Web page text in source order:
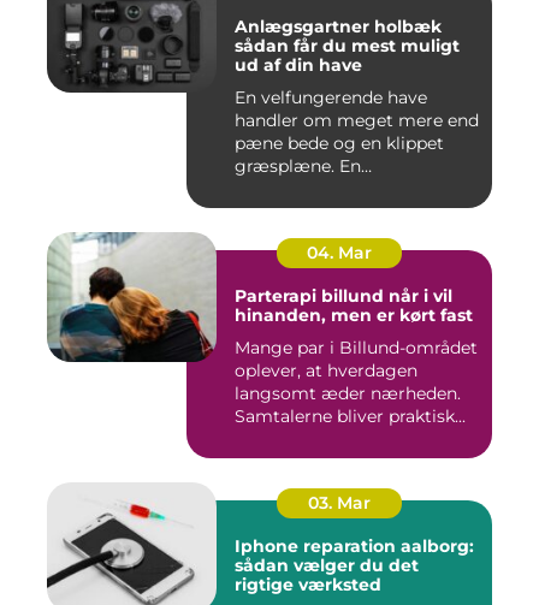
Anlægsgartner holbæk
sådan får du mest muligt
ud af din have
En velfungerende have
handler om meget mere end
pæne bede og en klippet
græsplæne. En
04. Mar
Parterapi billund når i vil
hinanden, men er kørt fast
Mange par i Billund-området
oplever, at hverdagen
langsomt æder nærheden.
Samtalerne bliver praktisk...
03. Mar
Iphone reparation aalborg:
sådan vælger du det
rigtige værksted